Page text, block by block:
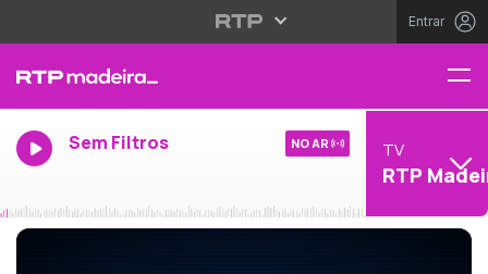
Entrar
Sem Filtros NO AR TV
RTP